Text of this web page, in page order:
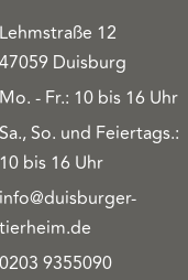
Lehmstraße 12
47059 Duisburg
Mo. - Fr.: 10 bis 16 Uhr
Sa., So. und Feiertags.:
10 bis 16 Uhr
info@duisburger-
tierheim.de
0203 9355090